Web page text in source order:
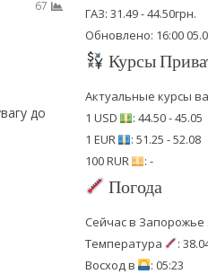
67
до
ГАЗ: 31.49 - 44.50грн.
Обновлено: 16:00
Курсы
Актуальные курсы
1 USD
: 44.50 - 45.05
1 EUR
: 51.25 - 52.08
100 RUR
: -
Погода
Сейчас в Запорожье
Температура
:
Восход в
: 05:23